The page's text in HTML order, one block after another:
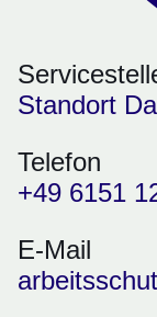
Standort
Telefon
+49 6151
E-Mail